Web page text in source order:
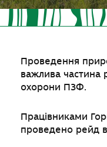
Проведення
важлива частина
охорони ПЗФ.
Працівниками
проведено рейд